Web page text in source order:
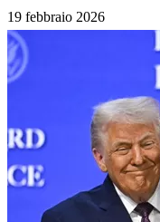
19 febbraio 2026